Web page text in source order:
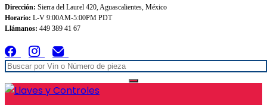
Dirección: Sierra del Laurel 420, Aguascalientes, México
Horario: L-V 9:00AM-5:00PM PDT
Llámanos: 449 389 41 67